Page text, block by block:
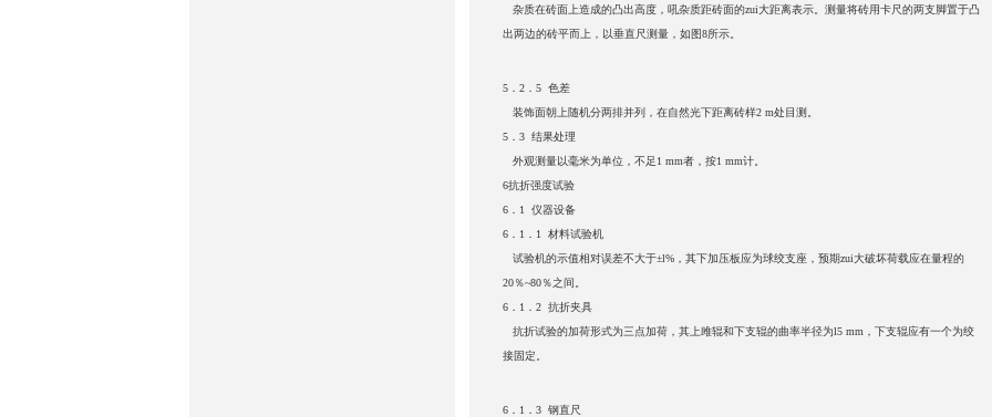
杂质在砖面上造成的凸出高度，吼杂质距砖面的zui大距离表示。测量将砖用卡尺的两支脚置于凸
出两边的砖平而上，以垂直尺测量，如图8所示。
5．2．5 色差
装饰面朝上随机分两排并列，在自然光下距离砖样2 m处目测。
5．3 结果处理
外观测量以毫米为单位，不足1 mm者，按1 mm计。
6抗折强度试验
6．1 仪器设备
6．1．1 材料试验机
试验机的示值相对误差不大于±l%，其下加压板应为球绞支座，预期zui大破坏荷载应在量程的
20％~80％之间。
6．1．2 抗折夹具
抗折试验的加荷形式为三点加荷，其上雎辊和下支辊的曲率半径为l5 mm，下支辊应有一个为绞
接固定。
6．1．3 钢直尺